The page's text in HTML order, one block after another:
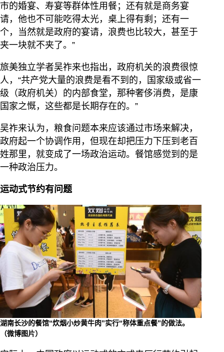
市的婚宴、寿宴等群体性用餐；还有就是商务宴
请，他也不可能吃得太光，桌上得有剩；还有一
个，当然就是政府的宴请，浪费也比较大，甚至于
夹一块就不夹了。”
旅美独立学者吴祚来也指出，政府机关的浪费很惊
人，“共产党大量的浪费是看不到的，国家级或省一
级（政府机关）的内部食堂，那种奢侈消费，是康
国家之慨，这些都是长期存在的。”
吴祚来认为，粮食问题本来应该通过市场来解决，
政府起一个协调作用，但现在却把压力下压到老百
姓那里，就变成了一场政治运动。餐馆感觉到的是
一种政治压力。
运动式节约有问题
湖南长沙的餐馆“炊烟小炒黄牛肉”实行“称体重点餐”的做法。
（微博图片）